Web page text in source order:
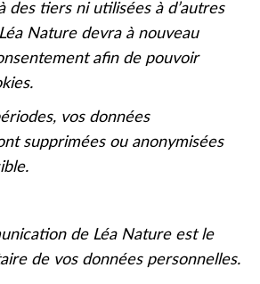
des tiers ni utilisées à d’autres
Nature devra à nouveau
afin de pouvoir
vos données
supprimées ou anonymisées
de Léa Nature est le
de vos données personnelles.